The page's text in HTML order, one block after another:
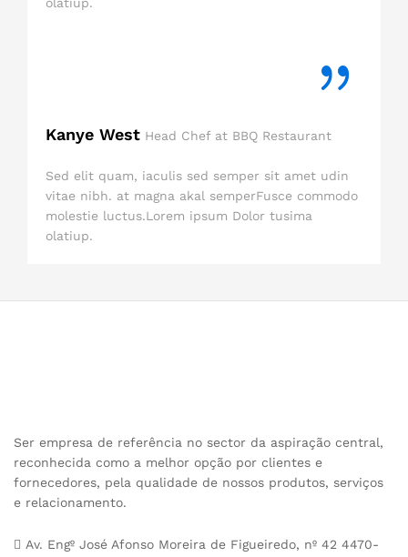
olatiup.
Kanye West Head Chef at BBQ Restaurant
Sed elit quam, iaculis sed semper sit amet udin
vitae nibh. at magna akal semperFusce commodo
molestie luctus.Lorem ipsum Dolor tusima
olatiup.
Ser empresa de referência no sector da aspiração central,
reconhecida como a melhor opção por clientes e
fornecedores, pela qualidade de nossos produtos, serviços
e relacionamento.
Av. Engº José Afonso Moreira de Figueiredo, nº 42 4470-